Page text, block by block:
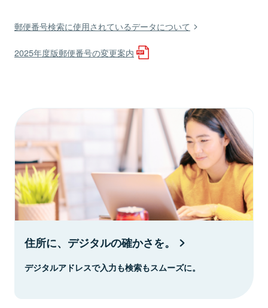
郵便番号検索に使用されているデータについて
2025年度版郵便番号の変更案内
住所に、デジタルの確かさを。
デジタルアドレスで入力も検索もスムーズに。